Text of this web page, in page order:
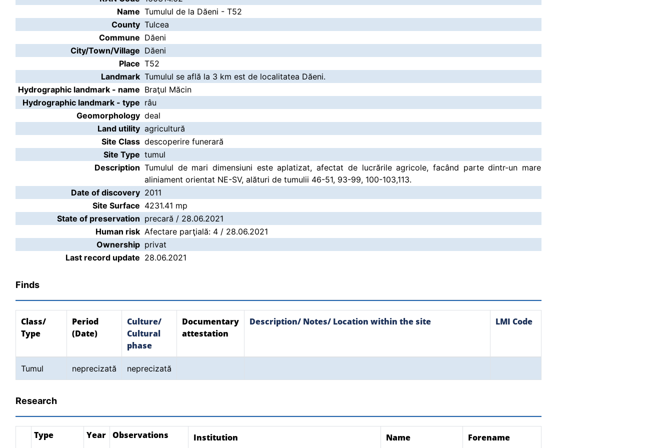
Name Tumulul de la Dăeni - T52
County Tulcea
Commune Dăeni
City/Town/Village Dăeni
Place T52
Landmark Tumulul se află la 3 km est de localitatea Dăeni.
Hydrographic landmark - name Braţul Măcin
Hydrographic landmark - type râu
Geomorphology deal
Land utility agricultură
Site Class descoperire funerară
Site Type tumul
Description Tumulul de mari dimensiuni este aplatizat, afectat de lucrările agricole, facând parte dintr-un mare
aliniament orientat NE-SV, alături de tumulii 46-51, 93-99, 100-103,113.
Date of discovery 2011
Site Surface 4231.41 mp
State of preservation precară / 28.06.2021
Human risk Afectare parţială: 4 / 28.06.2021
Ownership privat
Last record update 28.06.2021
Finds
Class/
Type
Period
(Date)
Culture/
Cultural
phase
Documentary
attestation
Description/ Notes/ Location within the site LMI Code
Tumul neprecizată neprecizată
Research
Type Year Observations Institution Name Forename